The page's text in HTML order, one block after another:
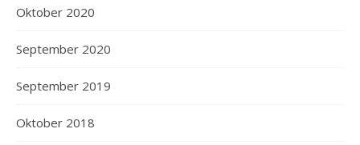
Oktober 2020
September 2020
September 2019
Oktober 2018